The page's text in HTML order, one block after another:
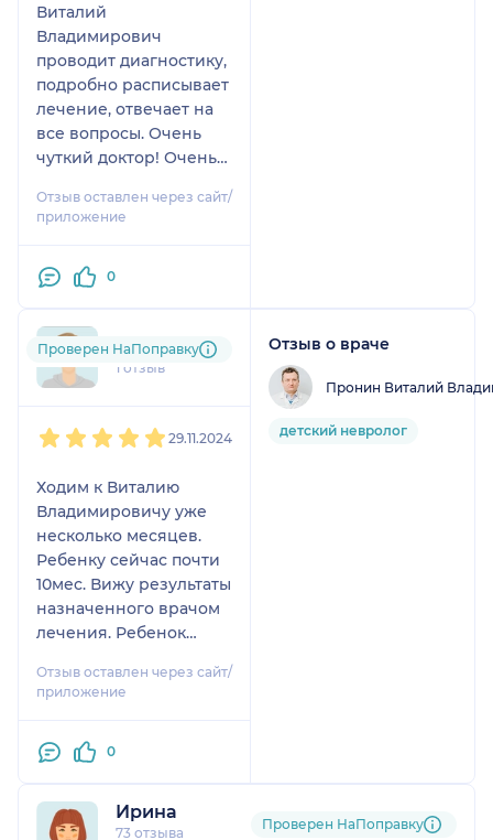
Виталий
Владимирович
проводит диагностику,
подробно расписывает
лечение, отвечает на
все вопросы. Очень
чуткий доктор! Очень
попали.
Отзыв оставлен через сайт/
приложение
0
yan....@....ru
1 отзыв
Проверен НаПоправку
29.11.2024
Ходим к Виталию
Владимировичу уже
несколько месяцев.
Ребенку сейчас почти
10мес. Вижу результаты
назначенного врачом
лечения. Ребенок
головку, не шагал
ножками. Сейчас есть
улучшения и прогресс.
очень хорошо все
объясняет. Ребенок на
Отзыв оставлен через сайт/
приложение
0
Отзыв о враче
Пронин Виталий
детский невролог
Ирина
73 отзыва
Проверен НаПоправку